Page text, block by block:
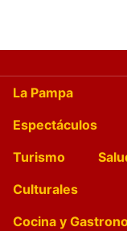
La Pampa
Espectáculos
Turismo
Culturales
Cocina y